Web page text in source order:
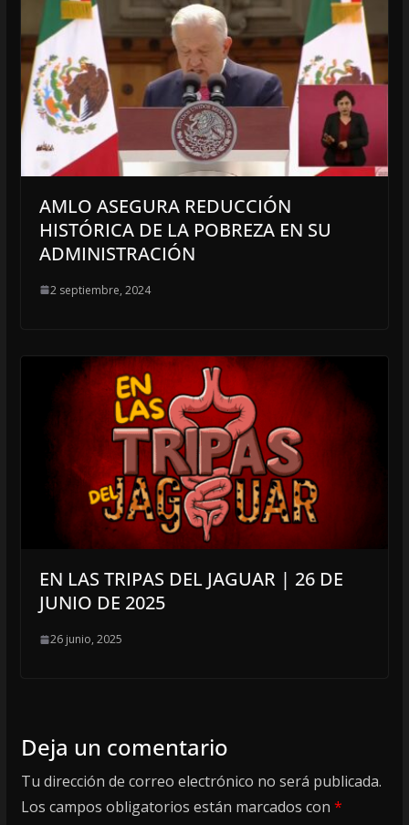
AMLO ASEGURA REDUCCIÓN
HISTÓRICA DE LA POBREZA EN SU
ADMINISTRACIÓN
2 septiembre, 2024
EN LAS TRIPAS DEL JAGUAR | 26 DE
JUNIO DE 2025
26 junio, 2025
Deja un comentario
Tu dirección de correo electrónico no será publicada.
Los campos obligatorios están marcados con *